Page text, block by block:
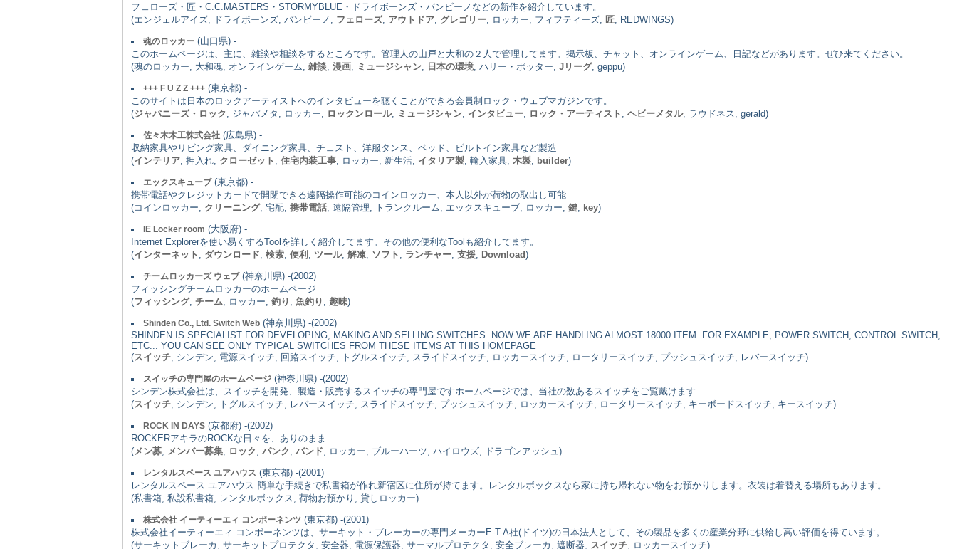
フェローズ・匠・C.C.MASTERS・STORMYBLUE・ドライボーンズ・バンビーノなどの新作を紹介しています。
(エンジェルアイズ, ドライボーンズ, バンビーノ, フェローズ, アウトドア グレゴリー , ロッカー, フィフティーズ, 匠 , REDWINGS)
魂のロッカー (山口県) -
このホームページは、主に、雑談や相談をするところです。管理人の山戸と大和の２人で管理してます。掲示板、チャット、オンラインゲーム、日記などがあります。ぜひ来てください。
(魂のロッカー, 大和魂, オンラインゲーム, 雑談 漫画 ミュージシャン 日本の環境 , ハリー・ポッター, Jリーグ, geppu)
+++ F U Z Z +++ (東京都) -
このサイトは日本のロックアーティストへのインタビューを聴くことができる会員制ロック・ウェブマガジンです。
(ジャパニーズ・ロック , ジャパメタ, ロッカー, ロックンロール, ミュージシャン インタビュー ロック・アーティスト ヘビーメタル, ラウドネス, gerald)
佐々木木工株式会社 (広島県) -
収納家具やリビング家具、ダイニング家具、チェスト、洋服タンス、ベッド、ビルトイン家具など製造
(インテリア , 押入れ, クローゼット 住宅内装工事 , ロッカー, 新生活, イタリア製 , 輸入家具, 木製 builder)
エックスキューブ(東京都) -
携帯電話やクレジットカードで開閉できる遠隔操作可能のコインロッカー、本人以外が荷物の取出し可能
(コインロッカー, クリーニング, 宅配, 携帯電話 , 遠隔管理, トランクルーム, エックスキューブ, ロッカー, 鍵 key)
IE Locker room (大阪府) -
Internet Explorerを使い易くするToolを詳しく紹介してます。その他の便利なToolも紹介してます。
(インターネット ダウンロード 検索 便利 ツール, 解凍 ソフト ランチャー 支援 Download)
チームロッカーズ ウェブ(神奈川県) -(2002)
フィッシングチームロッカーのホームページ
(フィッシング, チーム , ロッカー, 釣り 魚釣り 趣味)
Shinden Co., Ltd. Switch Web (神奈川県) -(2002)
SHINDEN IS SPECIALIST FOR DEVELOPING, MAKING AND SELLING SWITCHES. NOW WE ARE HANDLING ALMOST 18000 ITEM. FOR EXAMPLE, POWER SWITCH, CONTROL SWITCH,
ETC... YOU CAN SEE ONLY TYPICAL SWITCHES FROM THESE ITEMS AT THIS HOMEPAGE
(スイッチ , シンデン, 電源スイッチ, 回路スイッチ, トグルスイッチ, スライドスイッチ, ロッカースイッチ, ロータリースイッチ, プッシュスイッチ, レバースイッチ)
スイッチの専門屋のホームページ (神奈川県) -(2002)
シンデン株式会社は、スイッチを開発、製造・販売するスイッチの専門屋ですホームページでは、当社の数あるスイッチをご覧戴けます
(スイッチ , シンデン, トグルスイッチ, レバースイッチ, スライドスイッチ, プッシュスイッチ, ロッカースイッチ, ロータリースイッチ, キーボードスイッチ, キースイッチ)
ROCK IN DAYS (京都府) -(2002)
ROCKERアキラのROCKな日々を、ありのまま
( メン募 メンバー募集 ロック パンク バンド , ロッカー, ブルーハーツ, ハイロウズ, ドラゴンアッシュ)
レンタルスペース ユアハウス (東京都) -(2001)
レンタルスペース ユアハウス 簡単な手続きで私書箱が作れ新宿区に住所が持てます。レンタルボックスなら家に持ち帰れない物をお預かりします。衣装は着替える場所もあります。
(私書箱, 私設私書箱, レンタルボックス, 荷物お預かり, 貸しロッカー)
株式会社 イーティーエィ コンポーネンツ (東京都) -(2001)
株式会社イーティーエィ コンポーネンツは、サーキット・ブレーカーの専門メーカーE-T-A社(ドイツ)の日本法人として、その製品を多くの産業分野に供給し高い評価を得ています。
(サーキットブレーカ, サーキットプロテクタ, 安全器, 電源保護器, サーマルプロテクタ, 安全ブレーカ, 遮断器,
スイッチ , ロッカースイッチ)